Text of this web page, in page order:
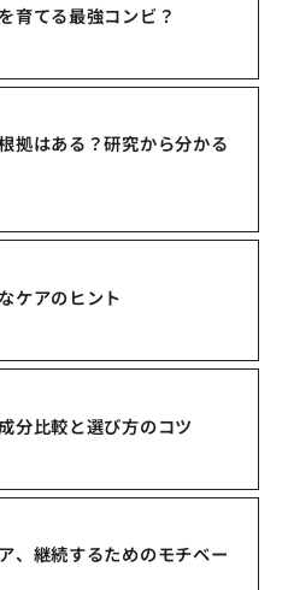
育てる最強コンビ？
拠はある？研究から分かる
ケアのヒント
分比較と選び方のコツ
、継続するためのモチベー